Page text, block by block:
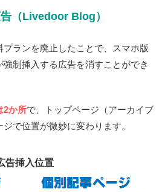
（Livedoor Blog）
ランを廃止したことで、スマホ版
制挿入する広告を消すことができ
2か所で、トップページ（アーカイブ
で位置が微妙に変わります。
告挿入位置